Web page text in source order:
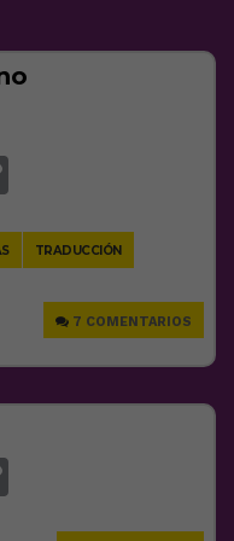
TRADUCCIÓN
7 COMENTARIOS